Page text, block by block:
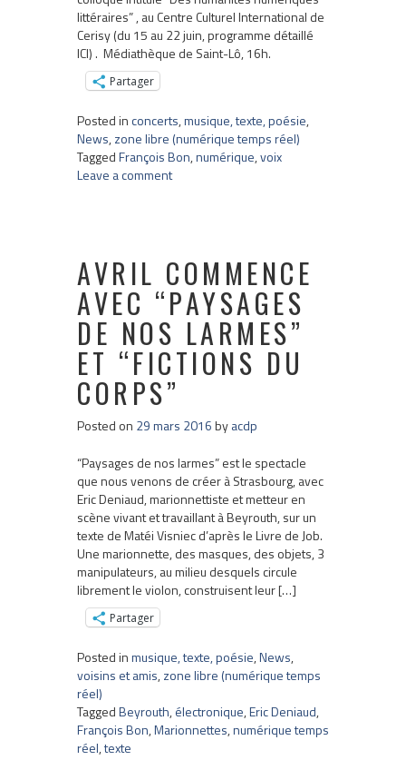
littéraires” , au Centre Culturel International de
Cerisy (du 15 au 22 juin, programme détaillé
ICI) . Médiathèque de Saint-Lô, 16h.
Partager
Posted inconcerts,musique, texte, poésie,
News,zone libre (numérique temps réel)
TaggedFrançois Bon,numérique,voix
Leave a comment
AVRIL COMMENCE
AVEC “PAYSAGES
DE NOS LARMES”
ET “FICTIONS DU
CORPS”
Posted on 29 mars 2016byacdp
“Paysages de nos larmes” est le spectacle
que nous venons de créer à Strasbourg, avec
Eric Deniaud, marionnettiste et metteur en
scène vivant et travaillant à Beyrouth, sur un
texte de Matéi Visniec d’après le Livre de Job.
Une marionnette, des masques, des objets, 3
manipulateurs, au milieu desquels circule
librement le violon, construisent leur […]
Partager
Posted inmusique, texte, poésie,News,
voisins et amis,zone libre (numérique temps
réel)
TaggedBeyrouth,électronique,Eric Deniaud,
François Bon,Marionnettes,numérique temps
réel,texte